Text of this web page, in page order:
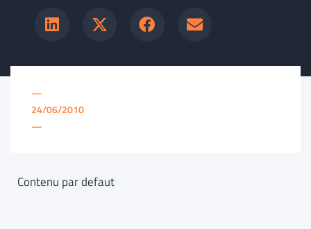
—
24/06/2010
—
Contenu par defaut